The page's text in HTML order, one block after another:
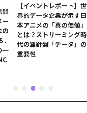
開
ー
の
一
【イベントレポート】世
界的データ企業が示す日
本アニメの「真の価値」
とは？ストリーミング時
代の羅針盤「データ」の
重要性
3